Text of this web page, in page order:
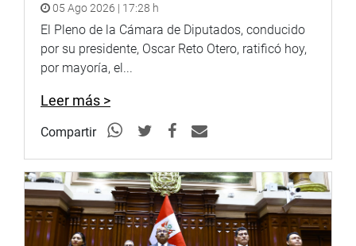
Inmaculada y Pallancata; y el abandono de los lotes
petroleros del noroeste del país, que han sido explotados
por empresas privadas por casi 30 años y que han dejado
pasivos ambientales.
OFICINA DE COMUNICACIONES
05 Ago 2026 | 17:28 h
El Pleno de la Cámara de Diputados, conducido
por su presidente, Oscar Reto Otero, ratificó hoy,
por mayoría, el...
Leer más >
Compartir